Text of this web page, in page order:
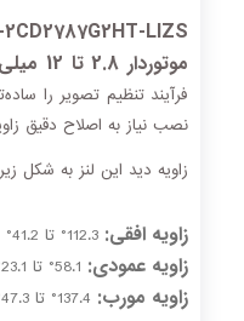
LIZS
موتوردار 2.8 تا 12 میلی‌متر
فرآیند تنظیم تصویر را
نصب نیاز به اصلاح دقیق
زاویه دید این لنز به شکل
زاویه افقی:
زاویه عمودی:
زاویه مورب: